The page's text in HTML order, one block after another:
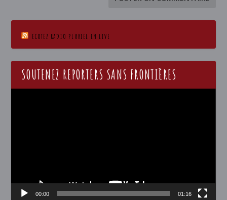
ECOTEZ RADIO PLURIEL EN LIVE
SOUTENEZ REPORTERS SANS FRONTIÈRES
00:00 01:16